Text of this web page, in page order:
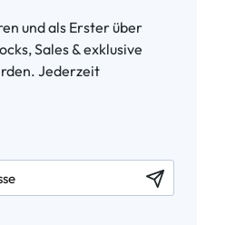
und als Erster über
Sales & exklusive
Jederzeit